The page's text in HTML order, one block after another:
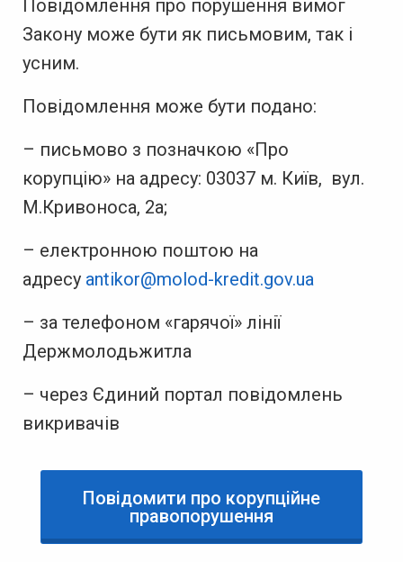
Повідомлення про порушення вимог
Закону може бути як письмовим, так і
усним.
Повідомлення може бути подано:
– письмово з позначкою «Про
корупцію» на адресу: 03037 м. Київ, вул.
М.Кривоноса, 2а;
– електронною поштою на
адресу antikor@molod-kredit.gov.ua
– за телефоном «гарячої» лінії
Держмолодьжитла
– через Єдиний портал повідомлень
викривачів
Повідомити про корупційне
правопорушення